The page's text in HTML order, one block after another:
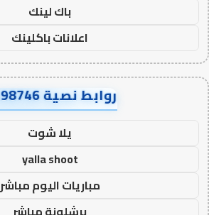
باك لينك
اعلانات باكلينك
روابط نصية AA98746
يلا شوت
yalla shoot
مباريات اليوم مباشر